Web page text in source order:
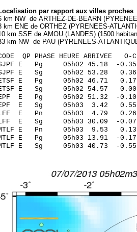
par rapport aux villes proches
km NW de ARTHEZ-DE-BEARN
km ENE de ORTHEZ (PYRENEES-
km SSE de AMOU (LANDES) (1500
km NW de PAU (PYRENEES-
QP PHASE HEURE
E Pg 05h02 45.18 -
E Sg 05h02 53.28
E Pg 05h02 46.71
E Sg 05h02 54.57
E Pg 05h02 51.32 -
E Sg 05h03 3.42
E Pn 05h03 4.79 0.26
E Sg 05h03 30.09 -
E Pn 05h03 9.53 0.13
E Pg 05h03 13.91 -
E Sg 05h03 40.73 -